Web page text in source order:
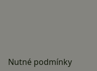
Nutné podmínky